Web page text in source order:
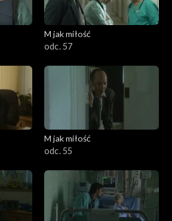
M jak miłość
odc. 57
M jak miłość
odc. 55